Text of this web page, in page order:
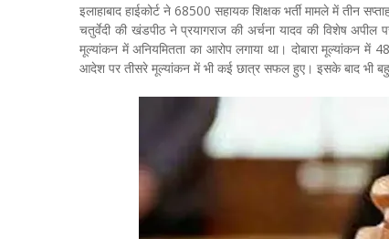
इलाहाबाद हाईकोर्ट ने 68500 सहायक शिक्षक भर्ती मामले में तीन
चतुर्वेदी की खंडपीठ ने प्रयागराज की अर्चना यादव की विशेष अपील
मूल्यांकन में अनियमितता का आरोप लगाया था। दोबारा मूल्यांकन में
आदेश पर तीसरे मूल्यांकन में भी कई छात्र सफल हुए। इसके बाद भी